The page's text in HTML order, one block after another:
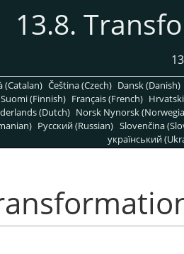
13.8.
(Catalan) Čeština (Czech) Dansk (Danish)
Suomi (Finnish) Français (French)
(Dutch) Norsk Nynorsk
Pусский (Russian) Slovenčina
український